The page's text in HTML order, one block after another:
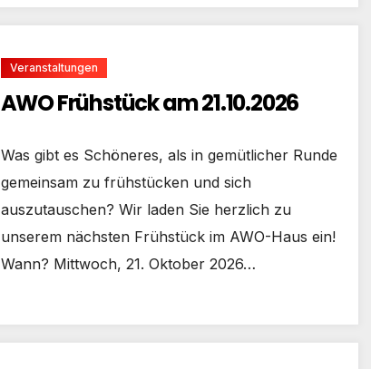
Veranstaltungen
AWO Frühstück am 21.10.2026
Was gibt es Schöneres, als in gemütlicher Runde
gemeinsam zu frühstücken und sich
auszutauschen? Wir laden Sie herzlich zu
unserem nächsten Frühstück im AWO-Haus ein!
Wann? Mittwoch, 21. Oktober 2026…